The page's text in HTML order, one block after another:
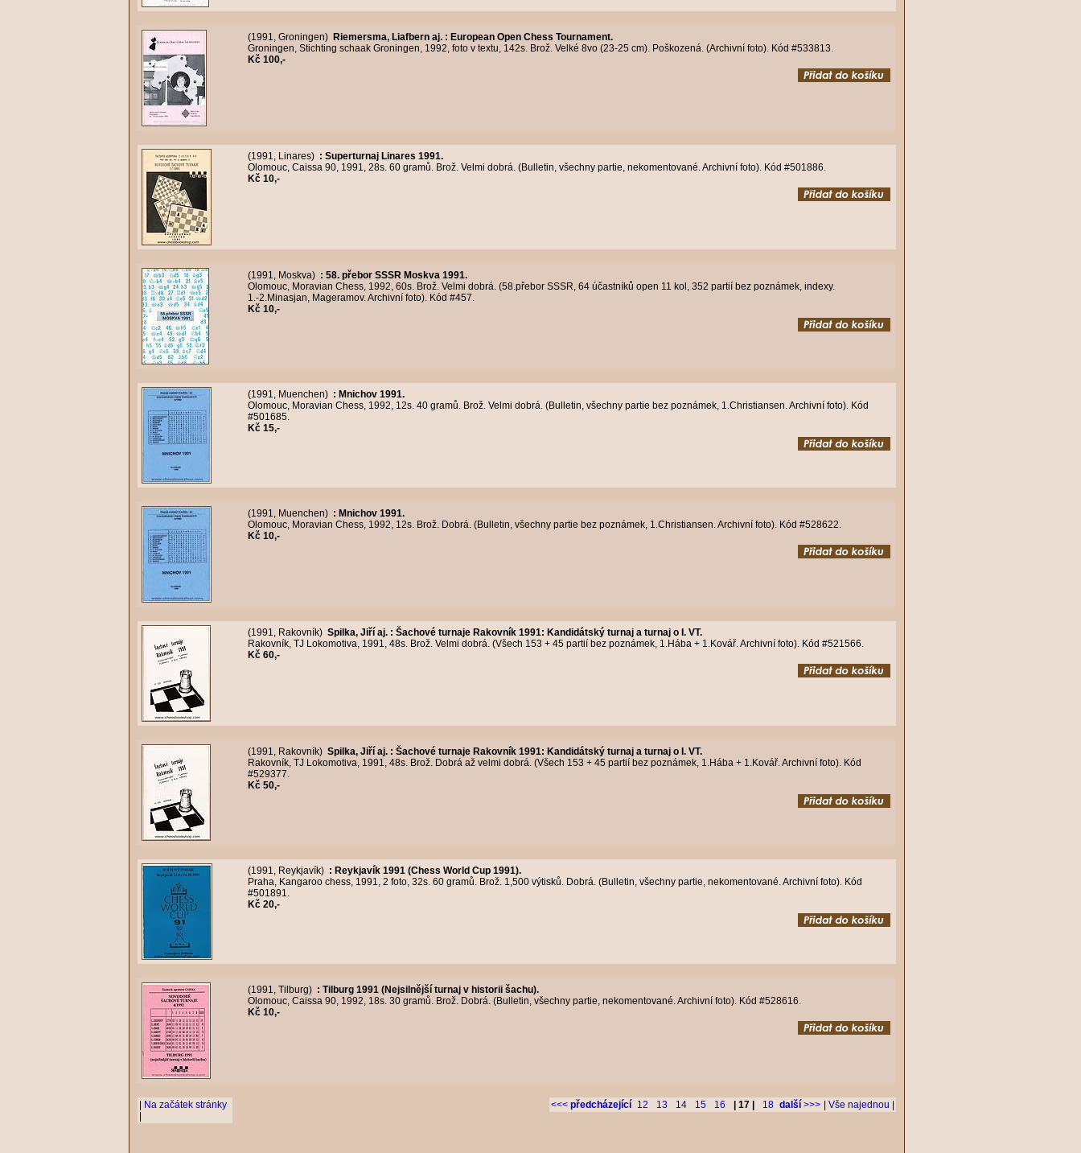
(1991, Groningen) Riemersma, Liafbern aj. : European Open Chess Tournament.
Groningen, Stichting schaak Groningen, 1992, foto v textu, 142s. Brož. Velké 8vo (23-25 cm). Poškozená. (Archivní foto). Kód #533813.
Kč 100,-
(1991, Linares) : Superturnaj Linares 1991.
Olomouc, Caissa 90, 1991, 28s. 60 gramů. Brož. Velmi dobrá. (Bulletin, všechny partie, nekomentované. Archivní foto). Kód #501886.
Kč 10,-
(1991, Moskva) : 58. přebor SSSR Moskva 1991.
Olomouc, Moravian Chess, 1992, 60s. Brož. Velmi dobrá. (58.přebor SSSR, 64 účastníků open 11 kol, 352 partií bez poznámek, indexy.
1.-2.Minasjan, Mageramov. Archivní foto). Kód #457.
Kč 10,-
(1991, Muenchen) : Mnichov 1991.
Olomouc, Moravian Chess, 1992, 12s. 40 gramů. Brož. Velmi dobrá. (Bulletin, všechny partie bez poznámek, 1.Christiansen. Archivní foto). Kód
#501685.
Kč 15,-
(1991, Muenchen) : Mnichov 1991.
Olomouc, Moravian Chess, 1992, 12s. Brož. Dobrá. (Bulletin, všechny partie bez poznámek, 1.Christiansen. Archivní foto). Kód #528622.
Kč 10,-
(1991, Rakovník) Spilka, Jiří aj. : Šachové turnaje Rakovník 1991: Kandidátský turnaj a turnaj o I. VT.
Rakovník, TJ Lokomotiva, 1991, 48s. Brož. Velmi dobrá. (Všech 153 + 45 partií bez poznámek, 1.Hába + 1.Kovář. Archivní foto). Kód #521566.
Kč 60,-
(1991, Rakovník) Spilka, Jiří aj. : Šachové turnaje Rakovník 1991: Kandidátský turnaj a turnaj o I. VT.
Rakovník, TJ Lokomotiva, 1991, 48s. Brož. Dobrá až velmi dobrá. (Všech 153 + 45 partií bez poznámek, 1.Hába + 1.Kovář. Archivní foto). Kód
#529377.
Kč 50,-
(1991, Reykjavík) : Reykjavík 1991 (Chess World Cup 1991).
Praha, Kangaroo chess, 1991, 2 foto, 32s. 60 gramů. Brož. 1,500 výtisků. Dobrá. (Bulletin, všechny partie, nekomentované. Archivní foto). Kód
#501891.
Kč 20,-
(1991, Tilburg) : Tilburg 1991 (Nejsilnější turnaj v historii šachu).
Olomouc, Caissa 90, 1992, 18s. 30 gramů. Brož. Dobrá. (Bulletin, všechny partie, nekomentované. Archivní foto). Kód #528616.
Kč 10,-
<<< předcházející 12 13 14 15 16 | 17 | 18 další >>> Vše najednou
Na začátek stránky